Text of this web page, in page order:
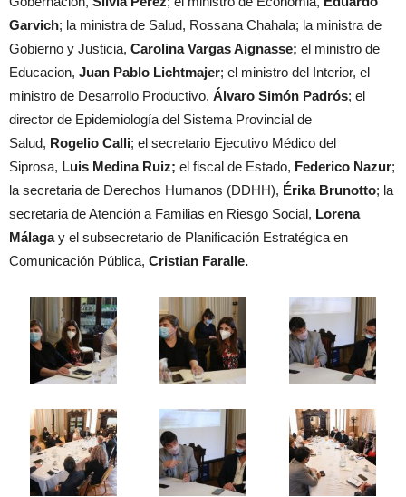
Garvich; la ministra de Salud, Rossana Chahala; la ministra de
Gobierno y Justicia, Carolina Vargas Aignasse; el ministro de
Educacion, Juan Pablo Lichtmajer; el ministro del Interior, el
ministro de Desarrollo Productivo, Álvaro Simón Padrós; el
director de Epidemiología del Sistema Provincial de
Salud, Rogelio Calli; el secretario Ejecutivo Médico del
Siprosa, Luis Medina Ruiz; el fiscal de Estado, Federico Nazur;
la secretaria de Derechos Humanos (DDHH), Érika Brunotto; la
secretaria de Atención a Familias en Riesgo Social, Lorena
Málagay el subsecretario de Planificación Estratégica en
Comunicación Pública, Cristian Faralle.